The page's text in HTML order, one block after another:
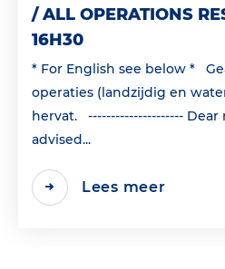
/ ALL OPERATIONS
16H30
* For English see below *
operaties (landzijdig en
hervat. --------------------- Dear
advised...
Lees meer